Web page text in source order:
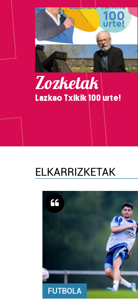
Zozketak
Lazkao Txikik 100 urte!
ELKARRIZKETAK
FUTBOLA